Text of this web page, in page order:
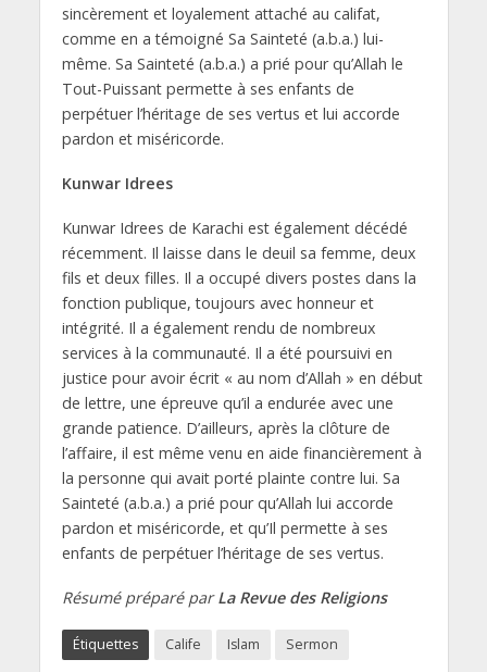
sincèrement et loyalement attaché au califat,
comme en a témoigné Sa Sainteté (a.b.a.) lui-
même. Sa Sainteté (a.b.a.) a prié pour qu’Allah le
Tout-Puissant permette à ses enfants de
perpétuer l’héritage de ses vertus et lui accorde
pardon et miséricorde.
Kunwar Idrees
Kunwar Idrees de Karachi est également décédé
récemment. Il laisse dans le deuil sa femme, deux
fils et deux filles. Il a occupé divers postes dans la
fonction publique, toujours avec honneur et
intégrité. Il a également rendu de nombreux
services à la communauté. Il a été poursuivi en
justice pour avoir écrit « au nom d’Allah » en début
de lettre, une épreuve qu’il a endurée avec une
grande patience. D’ailleurs, après la clôture de
l’affaire, il est même venu en aide financièrement à
la personne qui avait porté plainte contre lui. Sa
Sainteté (a.b.a.) a prié pour qu’Allah lui accorde
pardon et miséricorde, et qu’Il permette à ses
enfants de perpétuer l’héritage de ses vertus.
Résumé préparé parLa Revue des Religions
Étiquettes Calife Islam Sermon